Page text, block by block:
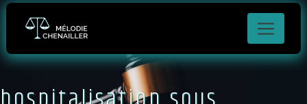
Panneau de gestion des cookies